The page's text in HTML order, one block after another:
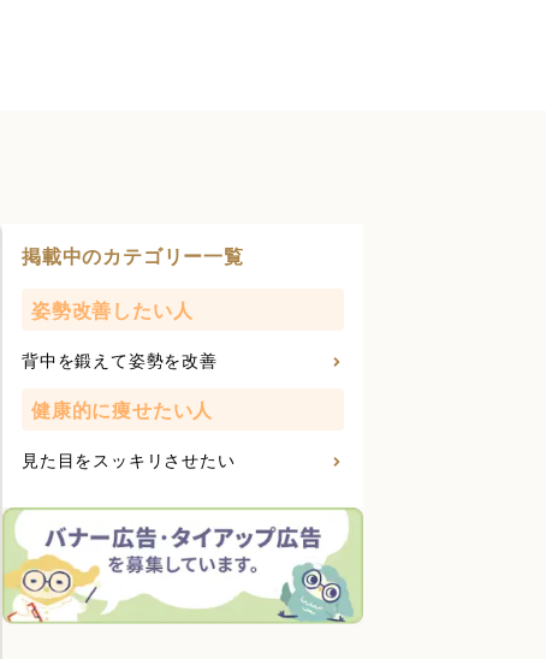
掲載中のカテゴリー一覧
姿勢改善したい人
背中を鍛えて姿勢を改善
健康的に痩せたい人
見た目をスッキリさせたい